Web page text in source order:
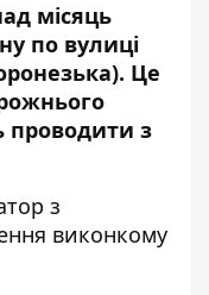
місяць
по вулиці
Це
проводити з
з
виконкому